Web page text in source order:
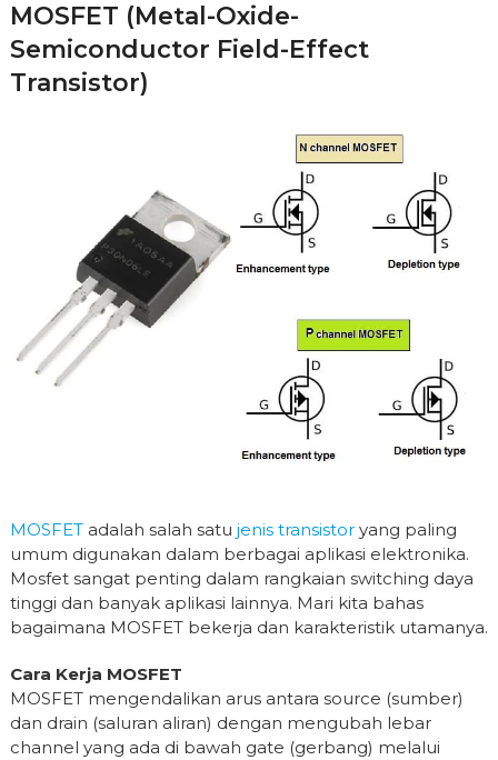
MOSFET (Metal-Oxide-
Semiconductor Field-Effect
Transistor)
MOSFETadalah salah satu jenis transistoryang paling
umum digunakan dalam berbagai aplikasi elektronika.
Mosfet sangat penting dalam rangkaian switching daya
tinggi dan banyak aplikasi lainnya. Mari kita bahas
bagaimana MOSFET bekerja dan karakteristik utamanya.
Cara Kerja MOSFET
MOSFET mengendalikan arus antara source (sumber)
dan drain (saluran aliran) dengan mengubah lebar
channel yang ada di bawah gate (gerbang) melalui